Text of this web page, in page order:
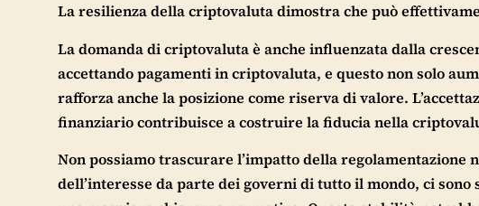
La resilienza della criptovaluta dimostra che può
La domanda di criptovaluta è anche influenzata dalla
accettando pagamenti in criptovaluta, e questo non solo
rafforza anche la posizione come riserva di valore.
finanziario contribuisce a costruire la fiducia nella
Non possiamo trascurare l’impatto della regolamentazione
dell’interesse da parte dei governi di tutto il mondo, ci